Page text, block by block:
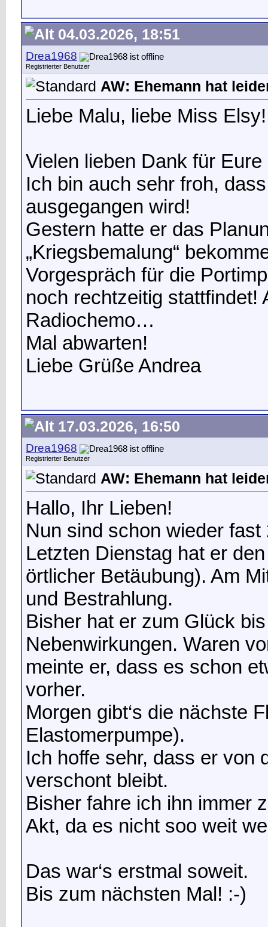
04.03.2026, 18:51
Drea1968
Registrierter Benutzer
AW: Ehemann hat
Liebe Malu, liebe Miss Elsy!
Vielen lieben Dank für
Ich bin auch sehr froh,
ausgegangen wird!
Gestern hatte er das
„Kriegsbemalung“
Vorgespräch für die
noch rechtzeitig stattfindet!
Radiochemo…
Mal abwarten!
Liebe Grüße Andrea
17.03.2026, 16:50
Drea1968
Registrierter Benutzer
AW: Ehemann hat
Hallo, Ihr Lieben!
Nun sind schon wieder
Letzten Dienstag hat er
örtlicher Betäubung). Am
und Bestrahlung.
Bisher hat er zum Glück
Nebenwirkungen. Waren
meinte er, dass es schon
vorher.
Morgen gibt‘s die nächste
Elastomerpumpe).
Ich hoffe sehr, dass er von
verschont bleibt.
Bisher fahre ich ihn immer
Akt, da es nicht soo weit
Das war‘s erstmal soweit.
Bis zum nächsten Mal! :-)